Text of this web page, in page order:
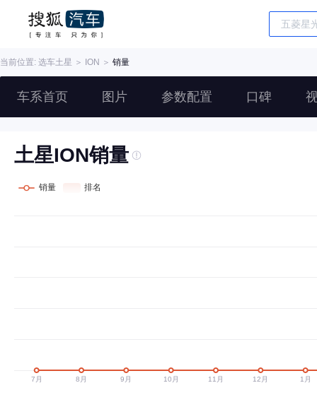
当前位置: 选车土星 ＞ ION ＞ 销量
车系首页 图片 参数配置 口碑
土星ION销量